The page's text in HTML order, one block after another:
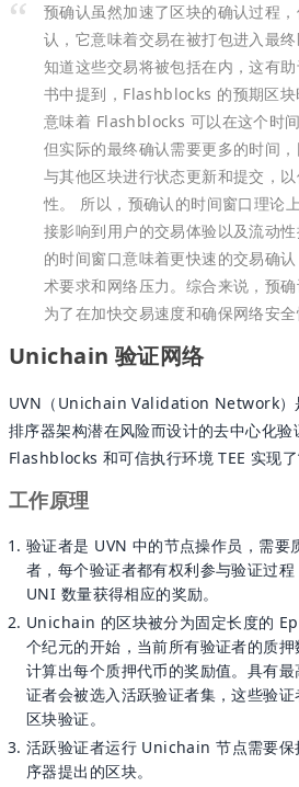
预确认虽然加速了区块的确认过程
认，它意味着交易在被打包进入最
知道这些交易将被包括在内，这有
书中提到，Flashblocks 的预期区
意味着 Flashblocks 可以在这个时
但实际的最终确认需要更多的时间
与其他区块进行状态更新和提交，
性。 所以，预确认的时间窗口理论
接影响到用户的交易体验以及流动
的时间窗口意味着更快速的交易确
术要求和网络压力。综合来说，预
为了在加快交易速度和确保网络安全
Unichain 验证网络
UVN（Unichain Validation Network
排序器架构潜在风险而设计的去中心化验
Flashblocks 和可信执行环境 TEE 实现了
工作原理
验证者是 UVN 中的节点操作员，需要
者，每个验证者都有权利参与验证过
UNI 数量获得相应的奖励。
Unichain 的区块被分为固定长度的
个纪元的开始，当前所有验证者的质
计算出每个质押代币的奖励值。具有
证者会被选入活跃验证者集，这些验
区块验证。
活跃验证者运行 Unichain 节点需要保
序器提出的区块。